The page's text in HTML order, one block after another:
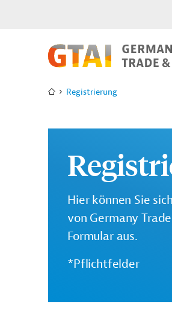
Registrierung
Hier können Sie
von Germany
Formular aus.
*Pflichtfelder